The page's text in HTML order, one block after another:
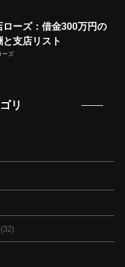
ローズ：借金300万円の
と支店リスト
ーズ
リ
(32)